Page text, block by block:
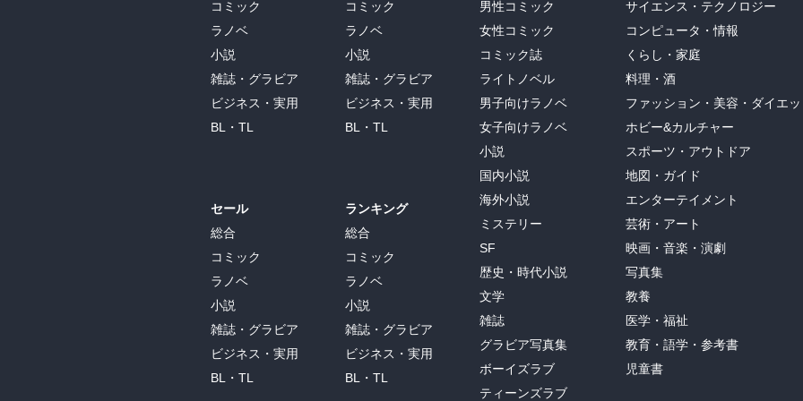
コミック
ラノベ
小説
雑誌・グラビア
ビジネス・実用
BL・TL
セール
総合
コミック
ラノベ
小説
雑誌・グラビア
ビジネス・実用
BL・TL
コミック
ラノベ
小説
雑誌・グラビア
ビジネス・実用
BL・TL
ランキング
総合
コミック
ラノベ
小説
雑誌・グラビア
ビジネス・実用
BL・TL
男性コミック
女性コミック
コミック誌
ライトノベル
男子向けラノベ
女子向けラノベ
小説
国内小説
海外小説
ミステリー
SF
歴史・時代小説
文学
雑誌
グラビア写真集
ボーイズラブ
ティーンズラブ
サイエンス・テクノロジー
コンピュータ・情報
くらし・家庭
料理・酒
ファッション・美容・ダイエ
ホビー&カルチャー
スポーツ・アウトドア
地図・ガイド
エンターテイメント
芸術・アート
映画・音楽・演劇
写真集
教養
医学・福祉
教育・語学・参考書
児童書